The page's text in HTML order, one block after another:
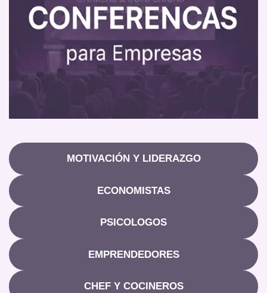
MOTIVACIÓN Y LIDERAZGO
ECONOMISTAS
PSICOLOGOS
EMPRENDEDORES
CHEF Y COCINEROS